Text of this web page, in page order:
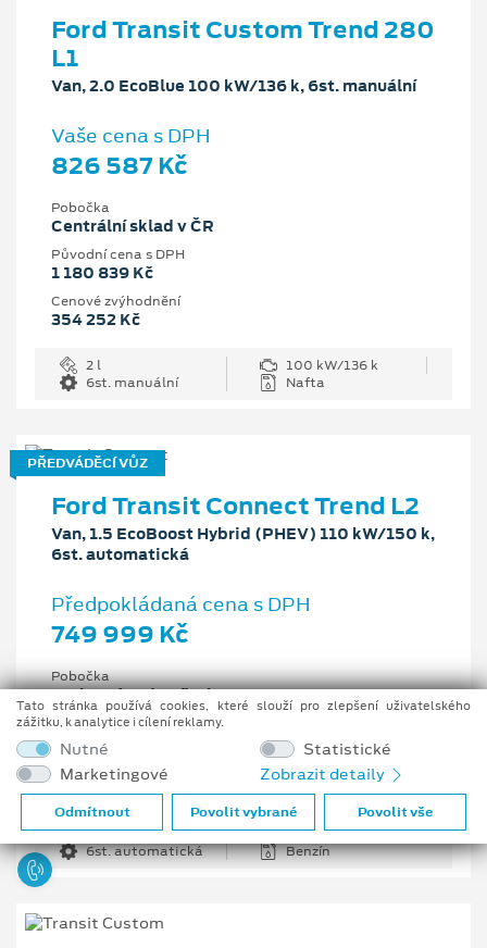
Ford Transit Custom Trend 280
L1
Van, 2.0 EcoBlue 100 kW/136 k, 6st. manuální
Vaše cena s DPH
826 587 Kč
Pobočka
Centrální sklad v ČR
Původní cena s DPH
1 180 839 Kč
Cenové zvýhodnění
354 252 Kč
2 l
100 kW/136 k
6st. manuální
Nafta
PŘEDVÁDĚCÍ VŮZ
Ford Transit Connect Trend L2
Van, 1.5 EcoBoost Hybrid (PHEV) 110 kW/150 k,
6st. automatická
Předpokládaná cena s DPH
749 999 Kč
Pobočka
Praha-západ - Ořech
Původní cena s DPH
1 017 610 Kč
Cenové zvýhodnění
267 611 Kč
1.5 l
110 kW/150 k
6st. automatická
Benzín
Tato stránka používá cookies, které slouží pro zlepšení uživatelského
zážitku, k analytice i cílení reklamy.
Nutné
Statistické
Marketingové
Zobrazit detaily
Odmítnout Povolit vybrané Povolit vše